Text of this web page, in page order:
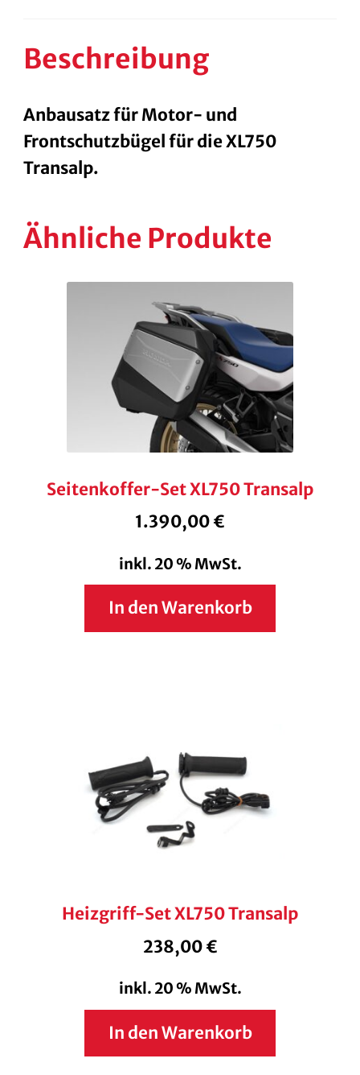
Beschreibung
Anbausatz für Motor- und
Frontschutzbügel für die XL750
Transalp.
Ähnliche Produkte
Seitenkoffer-Set XL750 Transalp
1.390,00€
inkl. 20 % MwSt.
In den Warenkorb
Heizgriff-Set XL750 Transalp
238,00€
inkl. 20 % MwSt.
In den Warenkorb